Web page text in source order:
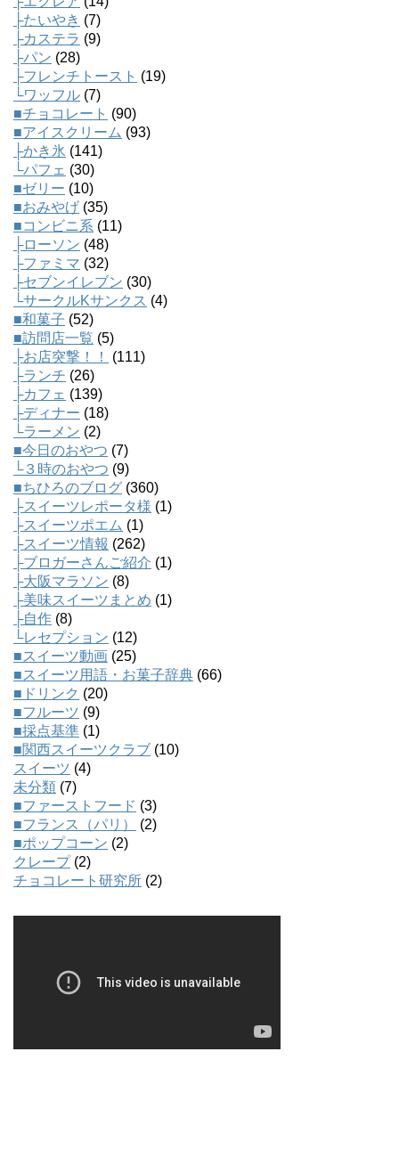
├たいやき (7)
├カステラ (9)
├パン (28)
├フレンチトースト (19)
└ワッフル (7)
■チョコレート (90)
■アイスクリーム (93)
├かき氷 (141)
└パフェ (30)
■ゼリー (10)
■おみやげ (35)
■コンビニ系 (11)
├ローソン (48)
├ファミマ (32)
├セブンイレブン (30)
└サークルKサンクス (4)
■和菓子 (52)
■訪問店一覧 (5)
├お店突撃！！
(111)
├ランチ (26)
├カフェ (139)
├ディナー (18)
└ラーメン (2)
■今日のおやつ (7)
└３時のおやつ (9)
■ちひろのブログ (360)
├スイーツレポータ様 (1)
├スイーツポエム (1)
├スイーツ情報 (262)
├ブロガーさんご紹介 (1)
├大阪マラソン (8)
├美味スイーツまとめ (1)
├自作 (8)
└レセプション (12)
■スイーツ動画 (25)
■スイーツ用語・お菓子辞典 (66)
■ドリンク (20)
■フルーツ (9)
■採点基準 (1)
■関西スイーツクラブ (10)
スイーツ (4)
未分類 (7)
■ファーストフード (3)
■フランス（パリ）
(2)
■ポップコーン (2)
クレープ(2)
チョコレート研究所 (2)